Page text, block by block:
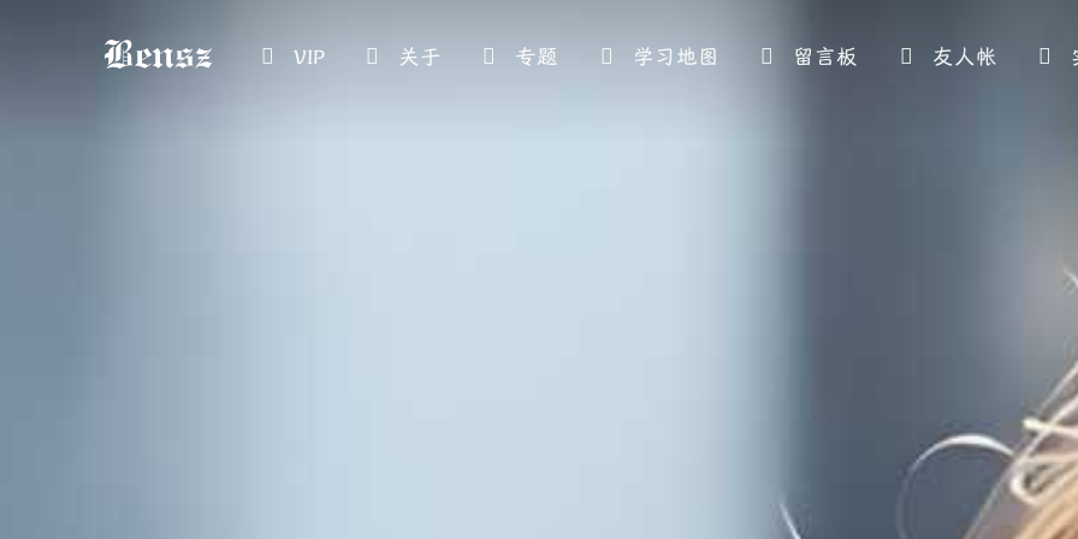
VIP 关于 专题 学习地图 留言板 友人帐